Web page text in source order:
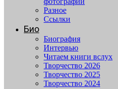
Разное
Ссылки
Био
Биография
Интервью
Читаем книги вслух
Творчество 2026
Творчество 2025
Творчество 2024